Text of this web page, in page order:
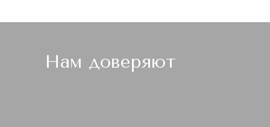
Нам доверяют